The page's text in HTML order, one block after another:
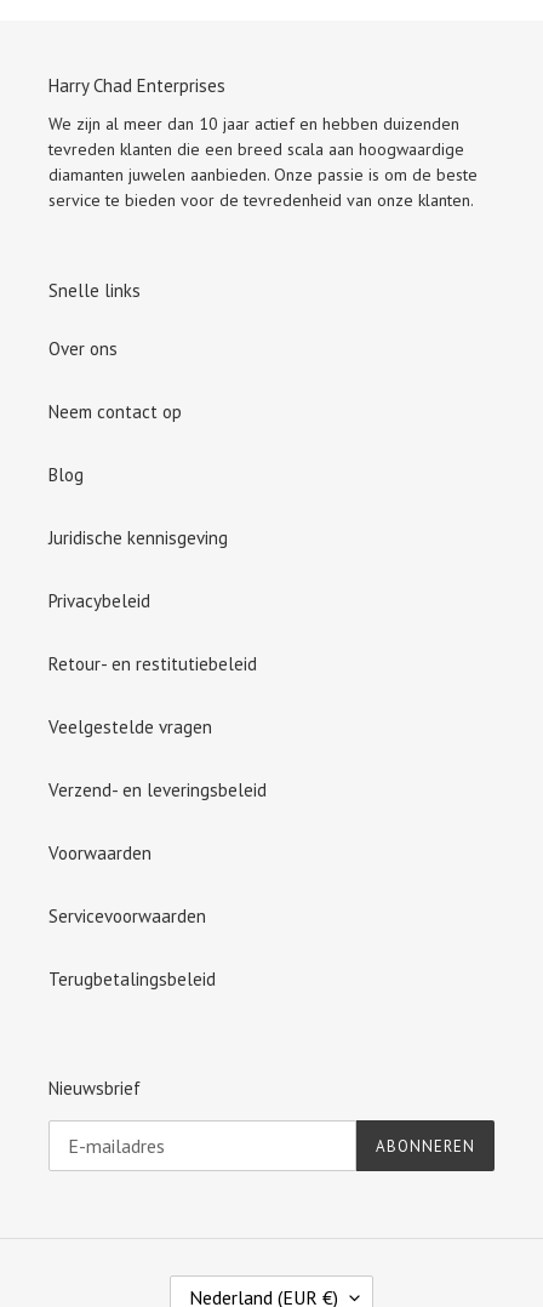
Harry Chad Enterprises
We zijn al meer dan 10 jaar actief en hebben duizenden
tevreden klanten die een breed scala aan hoogwaardige
diamanten juwelen aanbieden. Onze passie is om de beste
service te bieden voor de tevredenheid van onze klanten.
Snelle links
Over ons
Neem contact op
Blog
Juridische kennisgeving
Privacybeleid
Retour- en restitutiebeleid
Veelgestelde vragen
Verzend- en leveringsbeleid
Voorwaarden
Servicevoorwaarden
Terugbetalingsbeleid
Nieuwsbrief
ABONNEREN
Nederland (EUR €)